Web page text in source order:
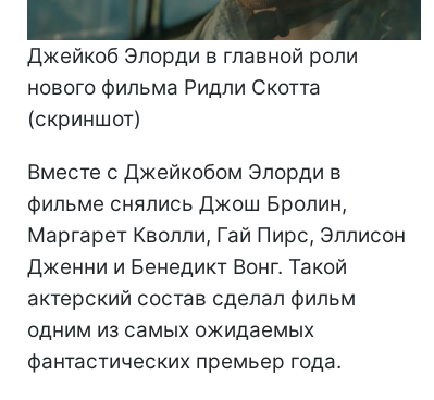
Джейкоб Элорди в главной роли
нового фильма Ридли Скотта
(скриншот)
Вместе с Джейкобом Элорди в
фильме снялись Джош Бролин,
Маргарет Кволли, Гай Пирс, Эллисон
Дженни и Бенедикт Вонг. Такой
актерский состав сделал фильм
одним из самых ожидаемых
фантастических премьер года.